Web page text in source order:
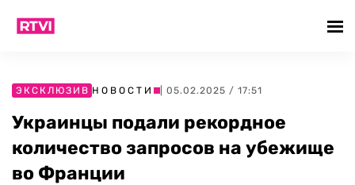
ЭКСКЛЮЗИВ НОВОСТИ | 05.02.2025 / 17:51
Украинцы подали рекордное
количество запросов на убежище
во Франции